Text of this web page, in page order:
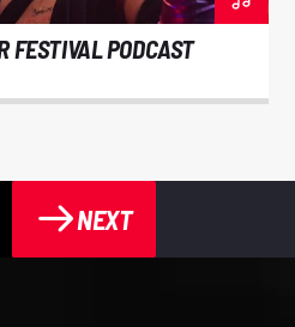
FESTIVAL PODCAST
NEXT